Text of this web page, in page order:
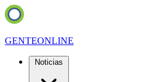
GENTEONLINE
Noticias